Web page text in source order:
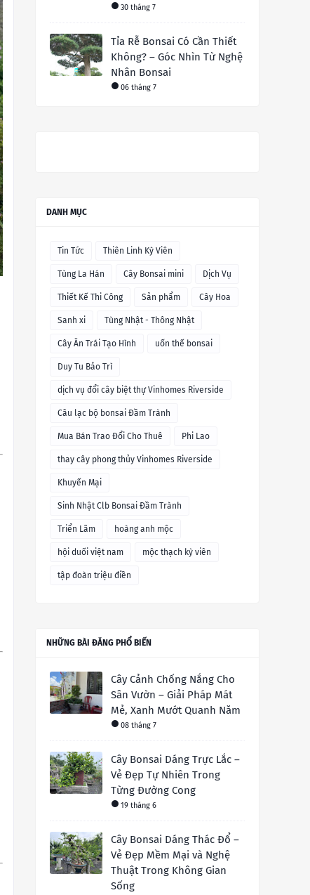
30 tháng 7
Tỉa Rễ Bonsai Có Cần Thiết
Không? – Góc Nhìn Từ Nghệ
Nhân Bonsai
06 tháng 7
DANH MỤC
Tin Tức Thiên Linh Kỳ Viên
Tùng La Hán Cây Bonsai mini Dịch Vụ
Thiết Kế Thi Công Sản phẩm Cây Hoa
Sanh xi Tùng Nhật - Thông Nhật
Cây Ăn Trái Tạo Hình uốn thế bonsai
Duy Tu Bảo Trì
dịch vụ đổi cây biệt thự Vinhomes Riverside
Câu lạc bộ bonsai Đầm Trành
Mua Bán Trao Đổi Cho Thuê Phi Lao
thay cây phong thủy Vinhomes Riverside
Khuyến Mại
Sinh Nhật Clb Bonsai Đầm Trành
Triển Lãm hoàng anh mộc
hội duối việt nam mộc thạch kỳ viên
tập đoàn triệu điền
NHỮNG BÀI ĐĂNG PHỔ BIẾN
Cây Cảnh Chống Nắng Cho
Sân Vườn – Giải Pháp Mát
Mẻ, Xanh Mướt Quanh Năm
08 tháng 7
Cây Bonsai Dáng Trực Lắc –
Vẻ Đẹp Tự Nhiên Trong
Từng Đường Cong
19 tháng 6
Cây Bonsai Dáng Thác Đổ –
Vẻ Đẹp Mềm Mại và Nghệ
Thuật Trong Không Gian
Sống